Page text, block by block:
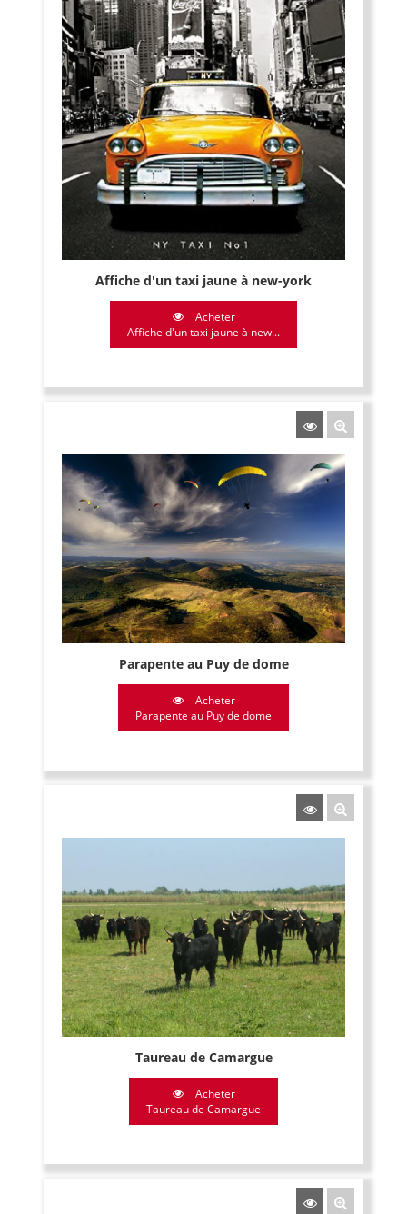
Affiche d'un taxi jaune à new-york
Acheter
Affiche d'un taxi jaune à new...
Parapente au Puy de dome
Acheter
Parapente au Puy de dome
Taureau de Camargue
Acheter
Taureau de Camargue